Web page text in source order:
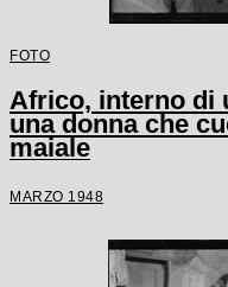
FOTO
Africo, interno di
una donna che
maiale
MARZO 1948